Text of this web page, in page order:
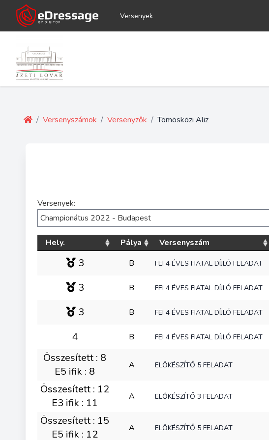
Versenyek
/ Versenyszámok / Versenyzők / Tömösközi Aliz
Versenyek:
Hely. Pálya Versenyszám
3 B FEI 4 ÉVES FIATAL DÍJLÓ FELADAT
3 B FEI 4 ÉVES FIATAL DÍJLÓ FELADAT
3 B FEI 4 ÉVES FIATAL DÍJLÓ FELADAT
4 B FEI 4 ÉVES FIATAL DÍJLÓ FELADAT
Összesített : 8
E5 ifik : 8
A ELŐKÉSZÍTŐ 5 FELADAT
Összesített : 12
E3 ifik : 11
A ELŐKÉSZÍTŐ 3 FELADAT
Összesített : 15
E5 ifik : 12
A ELŐKÉSZÍTŐ 5 FELADAT